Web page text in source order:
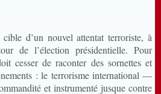
d’un nouvel attentat terroriste, à
de l’élection présidentielle. Pour
cesser de raconter des sornettes et
: le terrorisme international —
et instrumenté jusque contre